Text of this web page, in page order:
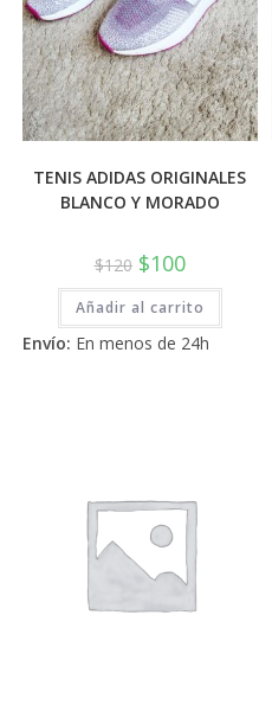
TENIS ADIDAS ORIGINALES
BLANCO Y MORADO
$120 El
precio
original
era:
$120.
$100El
precio
actual
es:
$100.
Añadir al carrito
Envío: En menos de 24h